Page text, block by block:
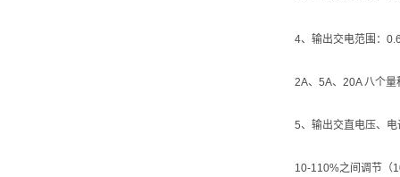
4、输出交电范围：
2A、5A、20A 八个量
5、输出交直电压、
10-110%之间调节（